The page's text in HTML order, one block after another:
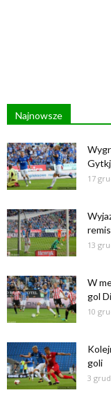
Najnowsze
17
remis
13
W
gol
10
goli
3